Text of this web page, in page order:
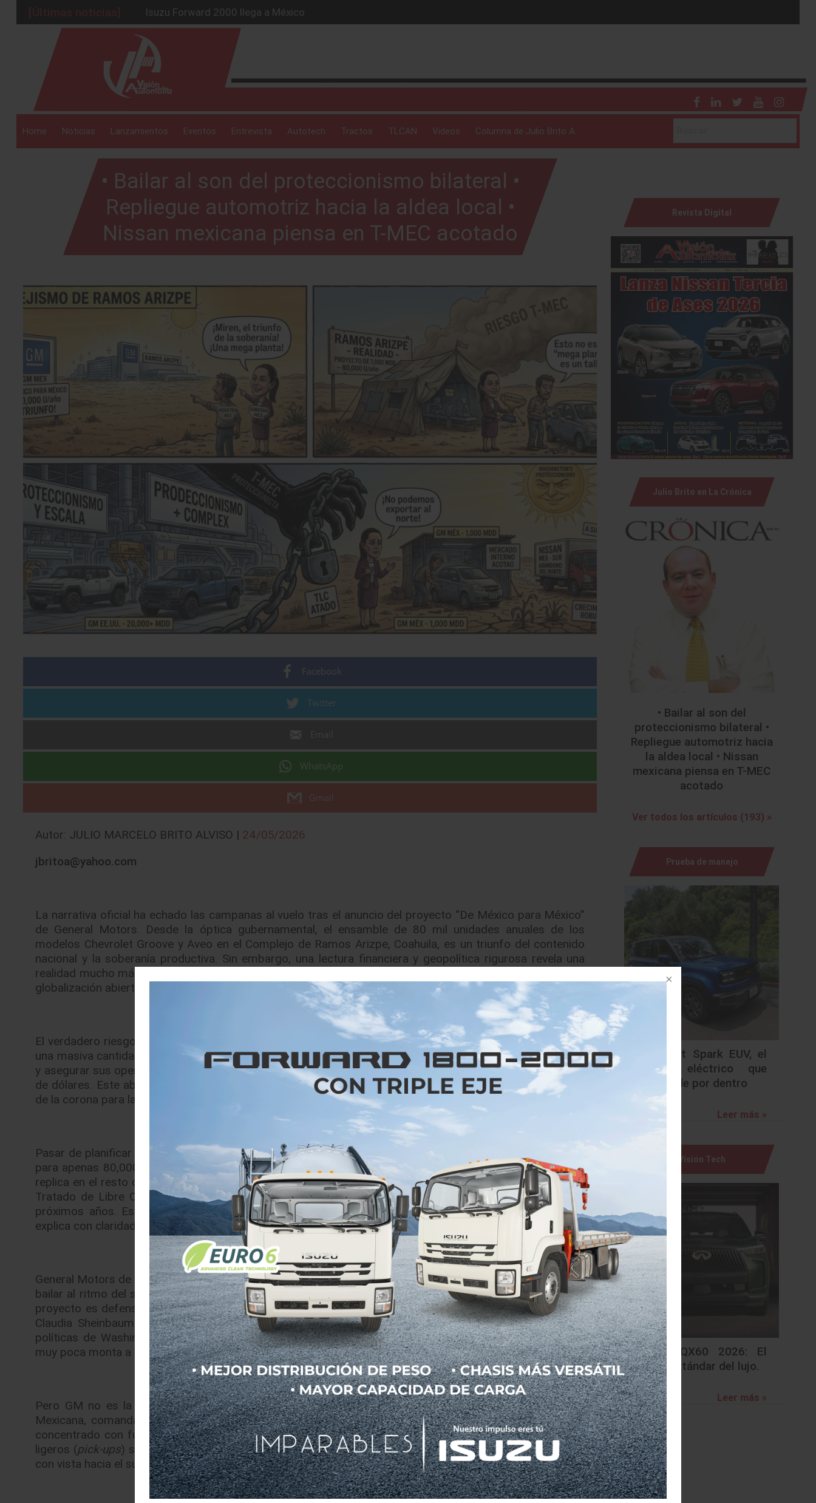
[Últimas noticias]
Toshihiro Mibe redefine el futuro de Honda
Chirey redefine la movilidad híbrida.
GM producirá Aveo y Groove en Ramos Arispe
Jeep lanza en México el Wrangler más exclusivo de 2026.
Home Noticias Lanzamientos Eventos Entrevista Autotech Tractos TLCAN Videos Columna de Julio Brito A.
• Bailar al son del proteccionismo bilateral •
Repliegue automotriz hacia la aldea local •
Nissan mexicana piensa en T-MEC acotado
Facebook
Twitter
WhatsApp
Gmail
Autor: JULIO MARCELO BRITO ALVISO | 24/05/2026
jbritoa@yahoo.com
La narrativa oficial ha echado las campanas al vuelo tras el anuncio del proyecto “De México para México”
de General Motors. Desde la óptica gubernamental, el ensamble de 80 mil unidades anuales de los
modelos Chevrolet Groove y Aveo en el Complejo de Ramos Arizpe, Coahuila, es un triunfo del contenido
nacional y la soberanía productiva. Sin embargo, una lectura financiera y geopolítica rigurosa revela una
realidad mucho más alarmante: estamos ante un drástico cambio de timón global que marca el paso de la
globalización abierta a una era de mercados internos acotados y proteccionistas.
El verdadero riesgo se esconde en la disparidad de los balances. Mientras General Motors planea inyectar
una masiva cantidad superior a los 20 mil millones de dólares en los próximos cinco años para reconvertir
y asegurar sus operaciones en Estados Unidos, para México destina la raquítica cantidad de 1 mil millones
de dólares. Este abismo en la asignación de capital (CapEx) evidencia que el país ha dejado de ser la joya
de la corona para las plataformas de exportación masiva.
Pasar de planificar plantas diseñadas para escalas de más de 200,000 unidades a proyectos optimizados
para apenas 80,000 es el síntoma definitivo de un freno de mano estructural. Si este comportamiento se
replica en el resto de la manufactura, la señal es nítida: la industria privada ya se está preparando para un
Tratado de Libre Comercio (T-MEC) severamente atado o, de plano, desaparecido en la revisión de los
próximos años. Este cambio de enfoque representa una grave limitante para la inversión productiva y
explica con claridad la falta de un crecimiento económico robusto y sostenido en los últimos siete años.
General Motors de México, bajo la direcciónde Francisco Garza Rodríguez, no está haciendo otra cosa que
bailar al ritmo del son que le toquen los gobiernos de ambos lados de la frontera. El rendimiento de este
proyecto es defensivo: GM busca cumplir con las directrices del “Plan México” de la administración de la
Claudia Sheinbaum para la sustitución de importaciones, al tiempo que evita incomodar las presiones
políticas de Washington. La inversión, aunque relevante para la estabilidad de Ramos Arizpe, resulta de
muy poca monta a nivel global y confirma un repliegue estratégico hacia el proteccionismo.
Pero GM no es la única corporación que debilita los lazos con la mayor economía del mundo. Nissan
Mexicana, comandada porRodrigo Centeno, ha ejecutado un viraje similar. Su producción actual se ha
concentrado con fuerza en abastecer el mercado local, Centro y Sudamérica. Modelos clave y camiones
ligeros (pick-ups) se producen sin mirar al mercado estadounidense, apostando por una tracción regional
con vista hacia el sur y abandonando de facto la agresiva conquista del norte.
Revista Digital
Julio Brito en La Crónica
• Bailar al son del
proteccionismo bilateral •
Repliegue automotriz hacia
la aldea local • Nissan
mexicana piensa en T-MEC
acotado
Ver todos los artículos (193) »
Prueba de manejo
Chevrolet Spark EUV, el
urbano eléctrico que
sorprende por dentro
Leer más »
Visión Tech
Infiniti QX60 2026: El
nuevo estándar del lujo.
Leer más »